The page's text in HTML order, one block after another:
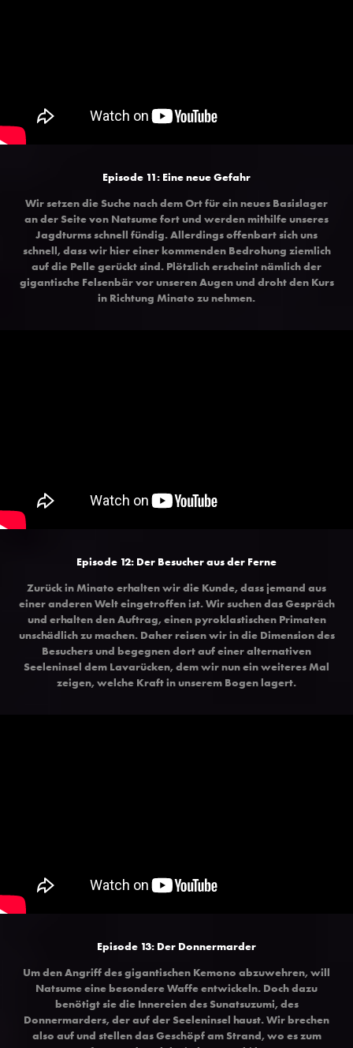
Episode 11: Eine neue Gefahr
Wir setzen die Suche nach dem Ort für ein neues Basislager
an der Seite von Natsume fort und werden mithilfe unseres
Jagdturms schnell fündig. Allerdings offenbart sich uns
schnell, dass wir hier einer kommenden Bedrohung ziemlich
auf die Pelle gerückt sind. Plötzlich erscheint nämlich der
gigantische Felsenbär vor unseren Augen und droht den Kurs
in Richtung Minato zu nehmen.
Episode 12: Der Besucher aus der Ferne
Zurück in Minato erhalten wir die Kunde, dass jemand aus
einer anderen Welt eingetroffen ist. Wir suchen das Gespräch
und erhalten den Auftrag, einen pyroklastischen Primaten
unschädlich zu machen. Daher reisen wir in die Dimension des
Besuchers und begegnen dort auf einer alternativen
Seeleninsel dem Lavarücken, dem wir nun ein weiteres Mal
zeigen, welche Kraft in unserem Bogen lagert.
Episode 13: Der Donnermarder
Um den Angriff des gigantischen Kemono abzuwehren, will
Natsume eine besondere Waffe entwickeln. Doch dazu
benötigt sie die Innereien des Sunatsuzumi, des
Donnermarders, der auf der Seeleninsel haust. Wir brechen
also auf und stellen das Geschöpf am Strand, wo es zum